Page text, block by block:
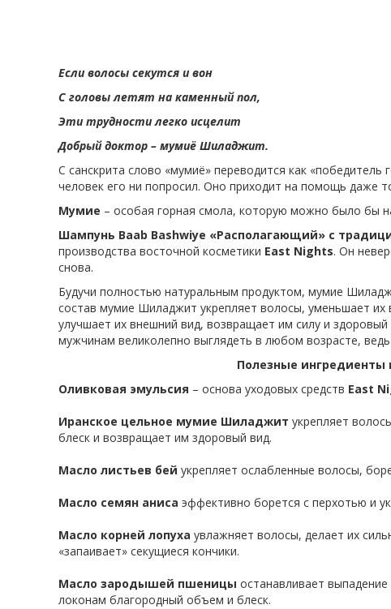
Если волосы секутся и вон
С головы летят на каменный пол,
Эти трудности легко исцелит
Добрый доктор – мумиё Шиладжит.
С санскрита слово «мумиё» переводится как
человек его ни попросил. Оно приходит на помощь даже
Мумие – особая горная смола, которую можно было бы
Шампунь Baab Bashwiye «Располагающий» с
производства восточной косметики East Nights. Он
снова.
Будучи полностью натуральным продуктом, мумие
состав мумие Шиладжит укрепляет волосы, уменьшает
улучшает их внешний вид, возвращает им силу и здоровый
мужчинам великолепно выглядеть в любом возрасте,
Полезные ингредиенты
Оливковая эмульсия – основа уходовых средств East
Иранское цельное мумие Шиладжит укрепляет
блеск и возвращает им здоровый вид.
Масло листьев бей укрепляет ослабленные волосы,
Масло семян аниса эффективно борется с перхотью и
Масло корней лопуха увлажняет волосы, делает их
«запаивает» секущиеся кончики.
Масло зародышей пшеницы останавливает
локонам благородный объем и блеск.